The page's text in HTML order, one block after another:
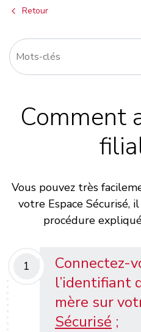
Retour
Comment
Vous pouvez très
votre Espace Sécurisé,
procédure
1
Connectez-
l’identifiant
mère sur
Sécurisé ;